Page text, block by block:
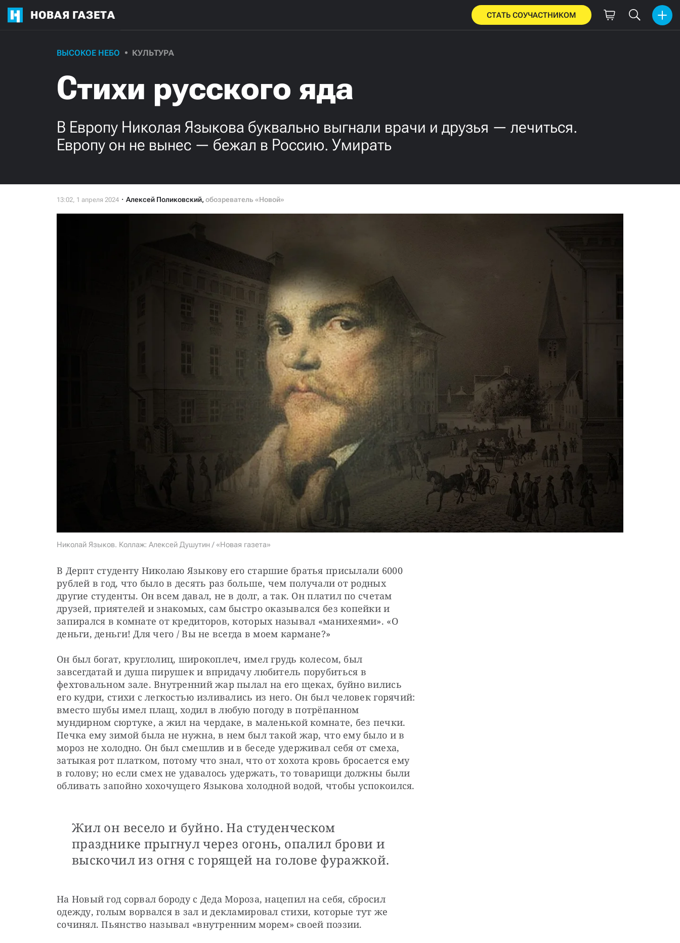
НОВАЯ ГАЗЕТА СТАТЬ СОУЧАСТНИКОМ
ВЫСОКОЕ НЕБО КУЛЬТУРА
Стихи русского яда
В Европу Николая Языкова буквально выгнали врачи и друзья — лечиться.
Европу он не вынес — бежал в Россию. Умирать
Алексей Поликовский, обозреватель «Новой»
Николай Языков. Коллаж: Алексей Душутин / «Новая газета»
В Дерпт студенту Николаю Языкову его старшие братья присылали 6000
рублей в год, что было в десять раз больше, чем получали от родных
другие студенты. Он всем давал, не в долг, а так. Он платил по счетам
друзей, приятелей и знакомых, сам быстро оказывался без копейки и
запирался в комнате от кредиторов, которых называл «манихеями». «О
деньги, деньги! Для чего / Вы не всегда в моем кармане?»
Он был богат, круглолиц, широкоплеч, имел грудь колесом, был
завсегдатай и душа пирушек и впридачу любитель порубиться в
фехтовальном зале. Внутренний жар пылал на его щеках, буйно вились
его кудри, стихи с легкостью изливались из него. Он был человек горячий:
вместо шубы имел плащ, ходил в любую погоду в потрёпанном
мундирном сюртуке, а жил на чердаке, в маленькой комнате, без печки.
Печка ему зимой была не нужна, в нем был такой жар, что ему было и в
мороз не холодно. Он был смешлив и в беседе удерживал себя от смеха,
затыкая рот платком, потому что знал, что от хохота кровь бросается ему
в голову; но если смех не удавалось удержать, то товарищи должны были
обливать запойно хохочущего Языкова холодной водой, чтобы успокоился.
Жил он весело и буйно. На студенческом
празднике прыгнул через огонь, опалил брови и
выскочил из огня с горящей на голове фуражкой.
На Новый год сорвал бороду с Деда Мороза, нацепил на себя, сбросил
одежду, голым ворвался в зал и декламировал стихи, которые тут же
сочинял. Пьянство называл «внутренним морем» своей поэзии.